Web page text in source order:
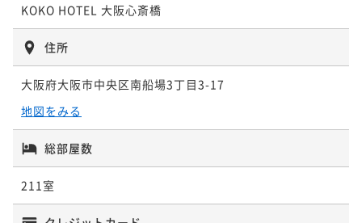
KOKO HOTEL 大阪心斎橋
住所
大阪府大阪市中央区南船場3丁目3-17
地図をみる
総部屋数
211室